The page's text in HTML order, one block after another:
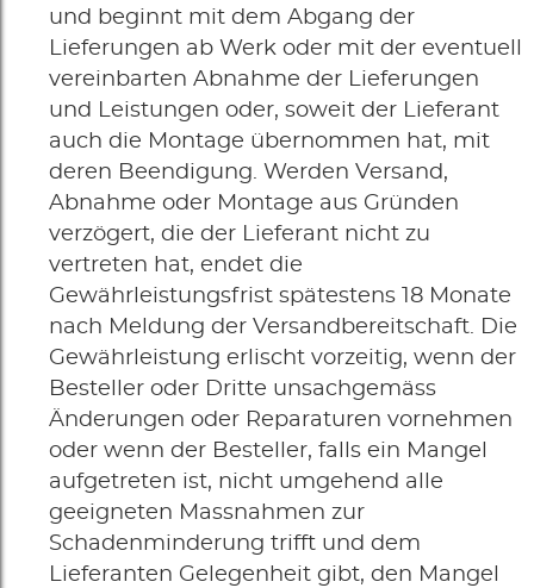
und beginnt mit dem Abgang der
Lieferungen ab Werk oder mit der eventuell
vereinbarten Abnahme der Lieferungen
und Leistungen oder, soweit der Lieferant
auch die Montage übernommen hat, mit
deren Beendigung. Werden Versand,
Abnahme oder Montage aus Gründen
verzögert, die der Lieferant nicht zu
vertreten hat, endet die
Gewährleistungsfrist spätestens 18 Monate
nach Meldung der Versandbereitschaft. Die
Gewährleistung erlischt vorzeitig, wenn der
Besteller oder Dritte unsachgemäss
Änderungen oder Reparaturen vornehmen
oder wenn der Besteller, falls ein Mangel
aufgetreten ist, nicht umgehend alle
geeigneten Massnahmen zur
Schadenminderung trifft und dem
Lieferanten Gelegenheit gibt, den Mangel